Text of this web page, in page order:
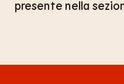
presente nella